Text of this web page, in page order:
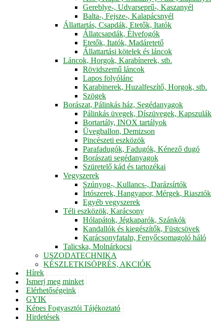
Gereblye-, Udvarseprű-, Kaszanyél
Balta-, Fejsze-, Kalapácsnyél
Állattartás, Csapdák, Etetők, Itatók
Állatcsapdák, Élvefogók
Etetők, Itatók, Madáretető
Állattartási kötelek és láncok
Láncok, Horgok, Karabínerek, stb.
Rövidszemű láncok
Lapos folyólánc
Karabinerek, Huzalfeszítő, Horgok, stb.
Szögek
Borászat, Pálinkás ház, Segédanyagok
Pálinkás üvegek, Díszüvegek, Kapszulák
Bortartály, INOX tartályok
Üvegballon, Demizson
Pincészeti eszközök
Parafadugók, Fadugók, Kénező dugó
Borászati segédanyagok
Szüretelő kád és tartozékai
Vegyszerek
Szúnyog-, Kullancs-, Darázsírtók
Írtószerek, Hangyapor, Mérgek, Riasztók
Egyéb vegyszerek
Téli eszközök, Karácsony
Hólapátok, Jégkaparók, Szánkók
Kandallók és kiegészítők, Füstcsövek
Karácsonyfatalp, Fenyőcsomagoló háló
Talicska, Molnárkocsi
USZODATECHNIKA
KÉSZLETKISÖPRÉS, AKCIÓK
Hírek
Ismerj meg minket
Elérhetőségeink
GYIK
Képes Fogyasztói Tájékoztató
Hirdetések